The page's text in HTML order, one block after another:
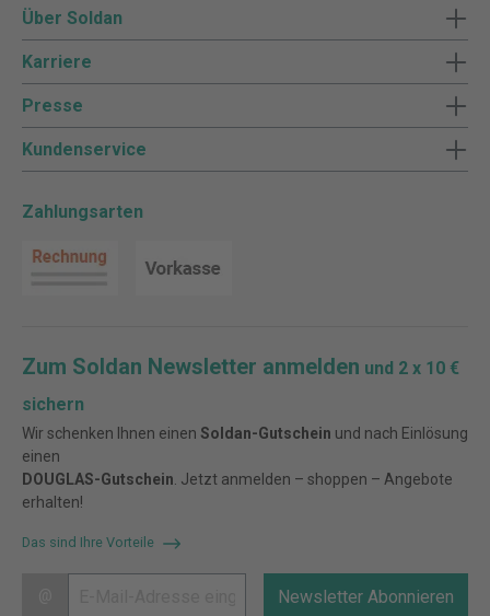
Über Soldan
Karriere
Presse
Kundenservice
Zahlungsarten
Zum Soldan Newsletter anmelden und 2 x 10 €
sichern
Wir schenken Ihnen einen Soldan-Gutschein und nach Einlösung
einen
DOUGLAS-Gutschein . Jetzt anmelden – shoppen – Angebote
erhalten!
Das sind Ihre Vorteile
Newsletter Abonnieren